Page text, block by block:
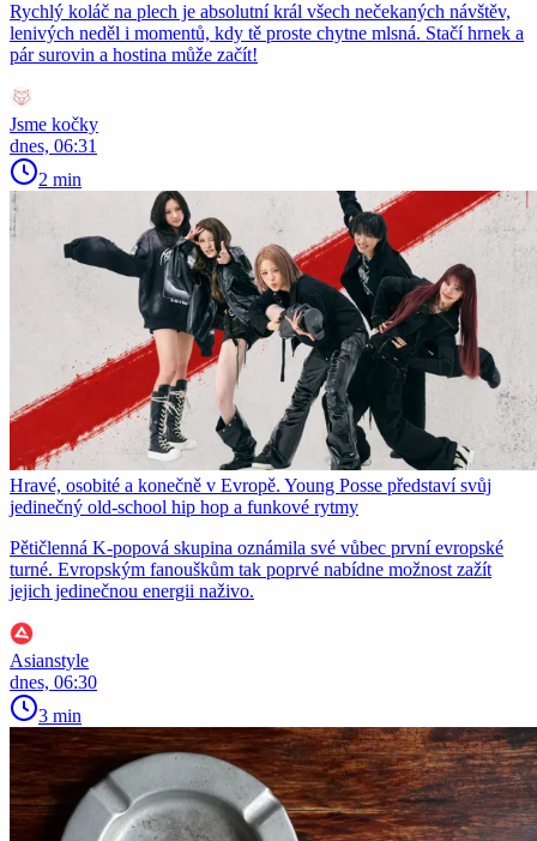
Rychlý koláč na plech je absolutní král všech nečekaných návštěv,
lenivých neděl i momentů, kdy tě proste chytne mlsná. Stačí hrnek a
pár surovin a hostina může začít!
Jsme kočky
dnes, 06:31
2 min
Hravé, osobité a konečně v Evropě. Young Posse představí svůj
jedinečný old-school hip hop a funkové rytmy
Pětičlenná K-popová skupina oznámila své vůbec první evropské
turné. Evropským fanouškům tak poprvé nabídne možnost zažít
jejich jedinečnou energii naživo.
Asianstyle
dnes, 06:30
3 min